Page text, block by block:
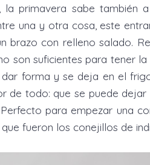
primavera sabe también
una y otra cosa, este
brazo con relleno salado.
son suficientes para tener
forma y se deja en el
de todo: que se puede
para empezar una
fueron los conejillos de